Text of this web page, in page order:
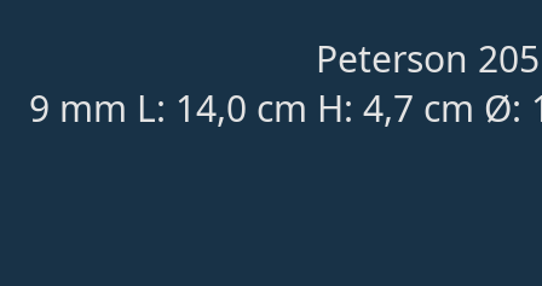
Peterson
9 mm L: 14,0 cm H: 4,7 cm Ø: